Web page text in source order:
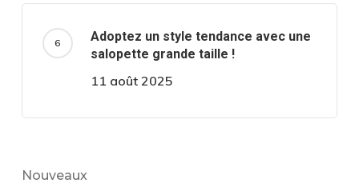
Adoptez un style tendance avec une
salopette grande taille !
11 août 2025
Nouveaux